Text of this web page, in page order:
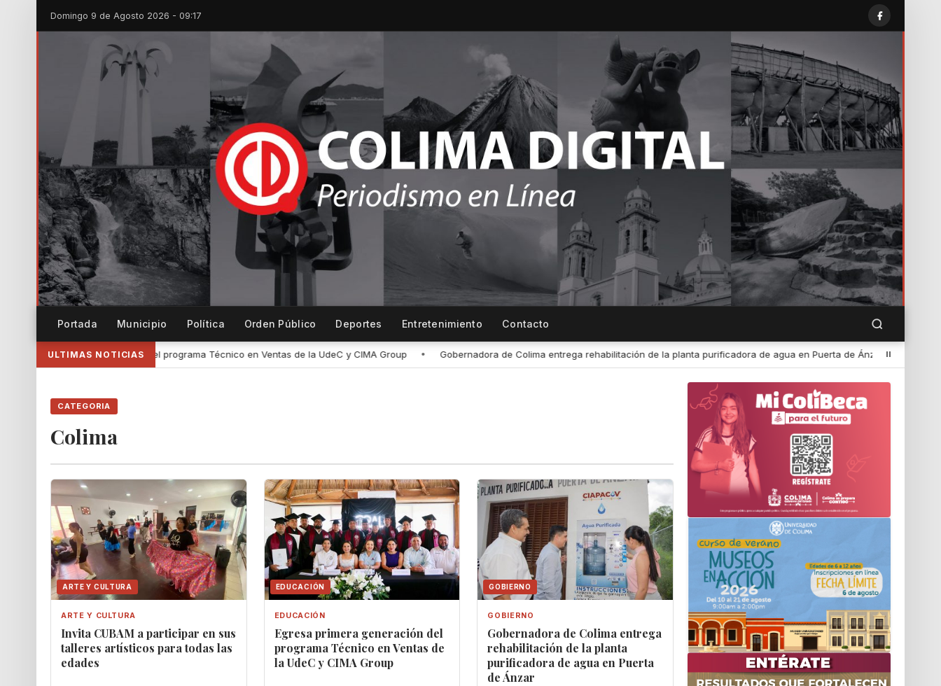
Domingo 9 de Agosto 2026 - 09:17
Portada Municipio Política Orden Público Deportes Entretenimiento Contacto
ULTIMAS NOTICIAS
del programa Técnico en Ventas de la UdeC y CIMA Group • Gobernadora de Colima entrega rehabilitación de la planta purificadora de agua en Puerta de Ánzar • El gusano barrenador no
CATEGORIA
Colima
ARTE Y CULTURA
ARTE Y CULTURA
Invita CUBAM a participar en sus
talleres artísticos para todas las
edades
EDUCACIÓN
EDUCACIÓN
Egresa primera generación del
programa Técnico en Ventas de
la UdeC y CIMA Group
GOBIERNO
GOBIERNO
Gobernadora de Colima entrega
rehabilitación de la planta
purificadora de agua en Puerta
de Ánzar